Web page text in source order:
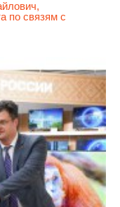
по связям с